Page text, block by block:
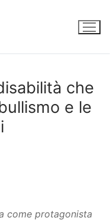
che
e le
come protagonista